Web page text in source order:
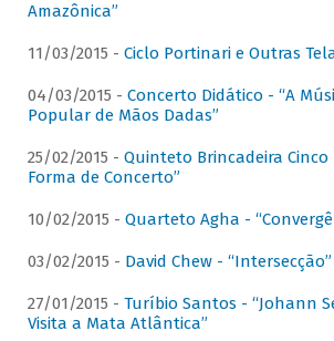
Amazônica”
11/03/2015 - Ciclo Portinari e Outras
04/03/2015 - Concerto Didático - “A
Popular de Mãos Dadas”
25/02/2015 - Quinteto Brincadeira Cinco
Forma de Concerto”
10/02/2015 - Quarteto Agha -
03/02/2015 - David Chew - “Intersecção”
27/01/2015 - Turíbio Santos - “Johann
Visita a Mata Atlântica”